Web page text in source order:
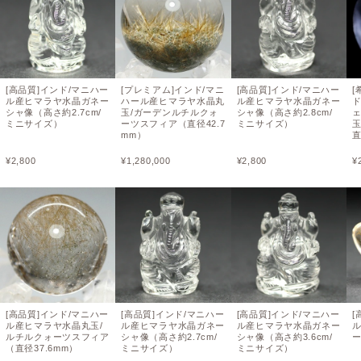
[高品質]インド/マニハー
ル産ヒマラヤ水晶ガネー
シャ像（高さ約2.7cm/
ミニサイズ）
¥2,800
[高品質]インド/マニハー
ル産ヒマラヤ水晶丸玉/
ルチルクォーツスフィア
（直径37.6mm）
[プレミアム]インド/マニ
ハール産ヒマラヤ水晶丸
玉/ガーデンルチルクォ
ーツスフィア（直径42.7
mm）
¥1,280,000
[高品質]インド/マニハー
ル産ヒマラヤ水晶ガネー
シャ像（高さ約2.7cm/
ミニサイズ）
[高品質]インド/マニハー
ル産ヒマラヤ水晶ガネー
シャ像（高さ約2.8cm/
ミニサイズ）
¥2,800
[高品質]インド/マニハー
ル産ヒマラヤ水晶ガネー
シャ像（高さ約3.6cm/
ミニサイズ）
[
¥
[